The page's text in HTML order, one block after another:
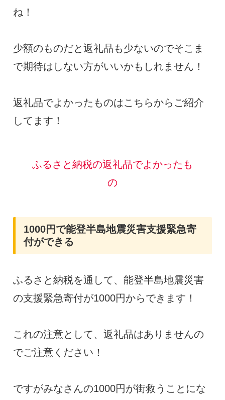
ね！
少額のものだと返礼品も少ないのでそこま
で期待はしない方がいいかもしれません！
返礼品でよかったものはこちらからご紹介
してます！
ふるさと納税の返礼品でよかったも
の
1000円で能登半島地震災害支援緊急寄
付ができる
ふるさと納税を通して、能登半島地震災害
の支援緊急寄付が1000円からできます！
これの注意として、返礼品はありませんの
でご注意ください！
ですがみなさんの1000円が街救うことにな